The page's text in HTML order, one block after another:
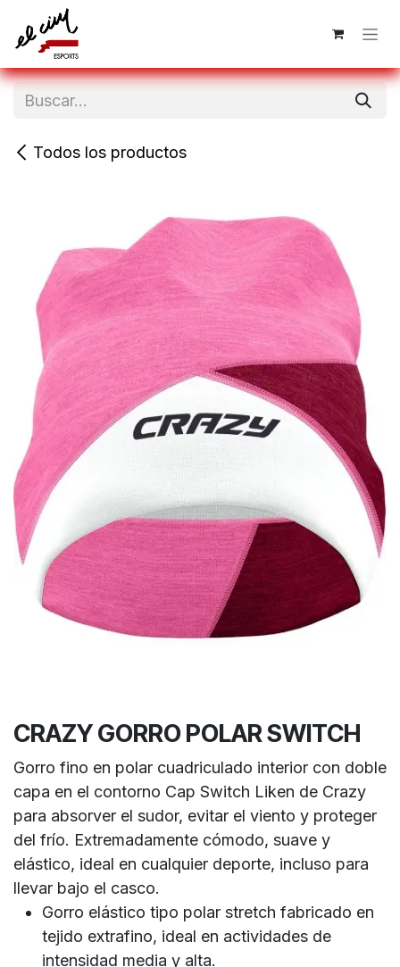
Ir al contenido
Todos los productos
CRAZY GORRO POLAR SWITCH
Gorro fino en polar cuadriculado interior con doble
capa en el contorno Cap Switch Liken de Crazy
para absorver el sudor, evitar el viento y proteger
del frío. Extremadamente cómodo, suave y
elástico, ideal en cualquier deporte, incluso para
llevar bajo el casco.
Gorro elástico tipo polar stretch fabricado en
tejido extrafino, ideal en actividades de
intensidad media y alta.